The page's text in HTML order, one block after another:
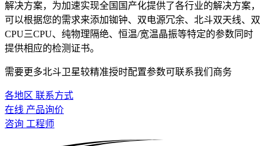
解决方案，为加速实现全国国产化提供了各行业的解决方案，
可以根据您的需求来添加铷钟、双电源冗余、北斗双天线、双
CPU三CPU、纯物理隔绝、恒温/宽温晶振等特定的参数同时
提供相应的检测证书。
需要更多北斗卫星较精准授时配置参数可联系我们商务
各地区 联系方式
在线 产品询价
咨询 工程师